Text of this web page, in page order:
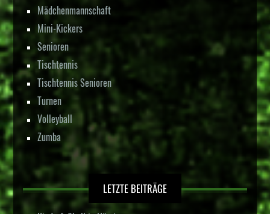
Mädchenmannschaft
Mini-Kickers
Senioren
Tischtennis
Tischtennis Senioren
Turnen
Volleyball
Zumba
LETZTE BEITRÄGE